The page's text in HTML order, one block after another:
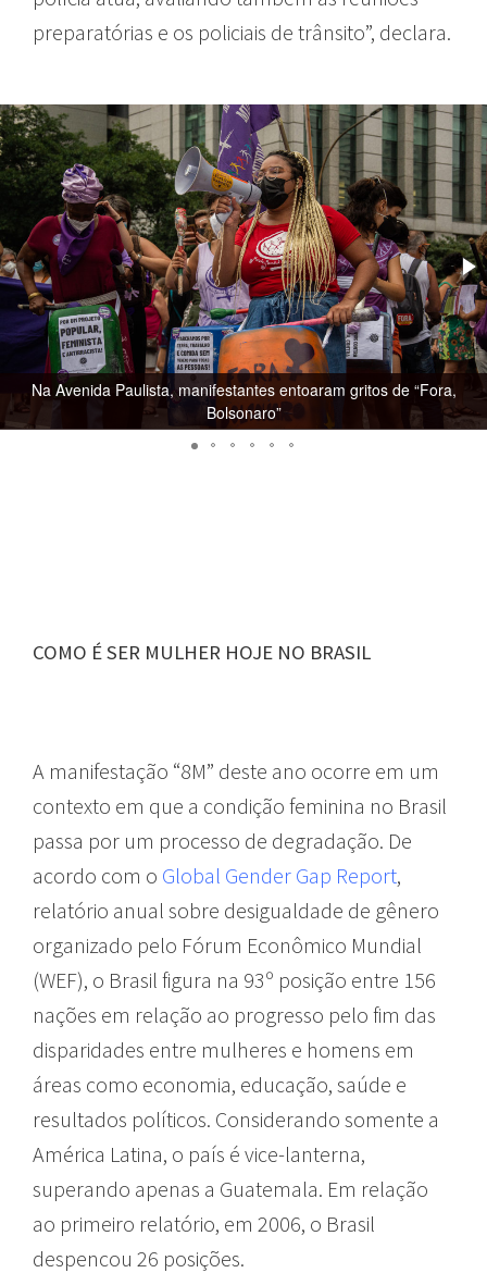
preparatórias e os policiais de trânsito”, declara.
Na Avenida Paulista, manifestantes entoaram gritos de “Fora,
Bolsonaro”
COMO É SER MULHER HOJE NO BRASIL
A manifestação “8M” deste ano ocorre em um
contexto em que a condição feminina no Brasil
passa por um processo de degradação. De
acordo com o Global Gender Gap Report,
relatório anual sobre desigualdade de gênero
organizado pelo Fórum Econômico Mundial
(WEF), o Brasil figura na 93º posição entre 156
nações em relação ao progresso pelo fim das
disparidades entre mulheres e homens em
áreas como economia, educação, saúde e
resultados políticos. Considerando somente a
América Latina, o país é vice-lanterna,
superando apenas a Guatemala. Em relação
ao primeiro relatório, em 2006, o Brasil
despencou 26 posições.